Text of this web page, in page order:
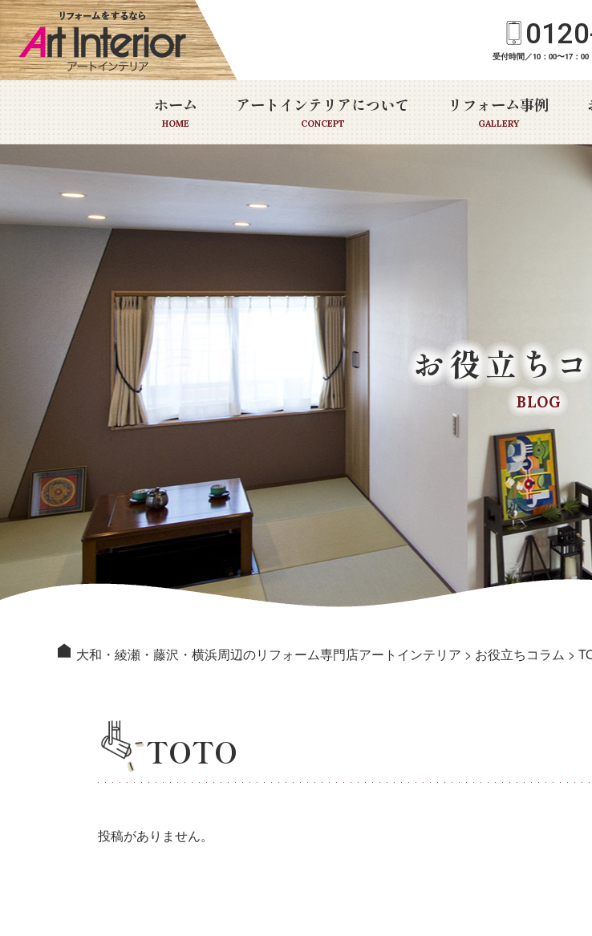
受付時間／10：00〜17：
ホーム
HOME
アートインテリアについて
CONCEPT
リフォーム事例
GALLERY
お役立ち
BLOG
大和・綾瀬・藤沢・横浜周辺のリフォーム専門店アートインテリア > お役立ちコラム >
TOTO
投稿がありません。